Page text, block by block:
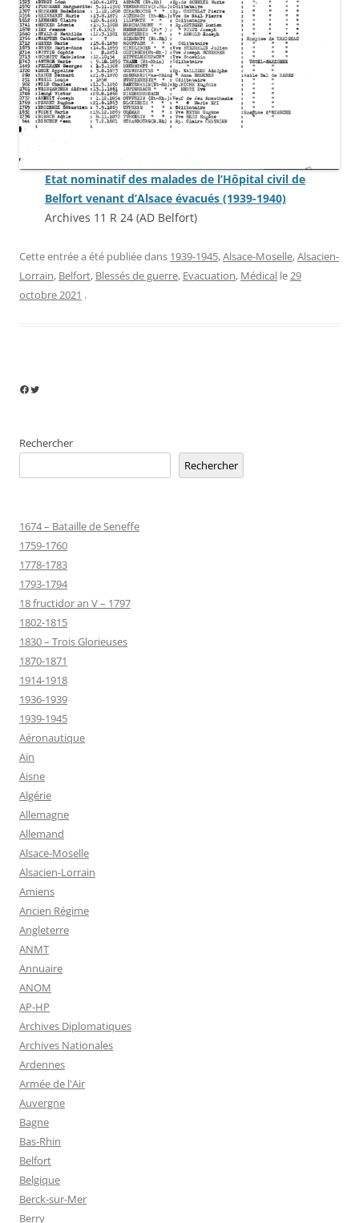
Etat nominatif des malades de l’Hôpital civil de
Belfort venant d’Alsace évacués (1939-1940)
Archives 11 R 24 (AD Belfort)
Cette entrée a été publiée dans 1939-1945,Alsace-Moselle,Alsacien-
Lorrain, Belfort, Blessés de guerre, Evacuation, Médical le29
octobre 2021 .
Facebook
Twitter
Rechercher
Rechercher
1674 – Bataille de Seneffe
1759-1760
1778-1783
1793-1794
18 fructidor an V – 1797
1802-1815
1830 – Trois Glorieuses
1870-1871
1914-1918
1936-1939
1939-1945
Aéronautique
Ain
Aisne
Algérie
Allemagne
Allemand
Alsace-Moselle
Alsacien-Lorrain
Amiens
Ancien Régime
Angleterre
ANMT
Annuaire
ANOM
AP-HP
Archives Diplomatiques
Archives Nationales
Ardennes
Armée de l'Air
Auvergne
Bagne
Bas-Rhin
Belfort
Belgique
Berck-sur-Mer
Berry